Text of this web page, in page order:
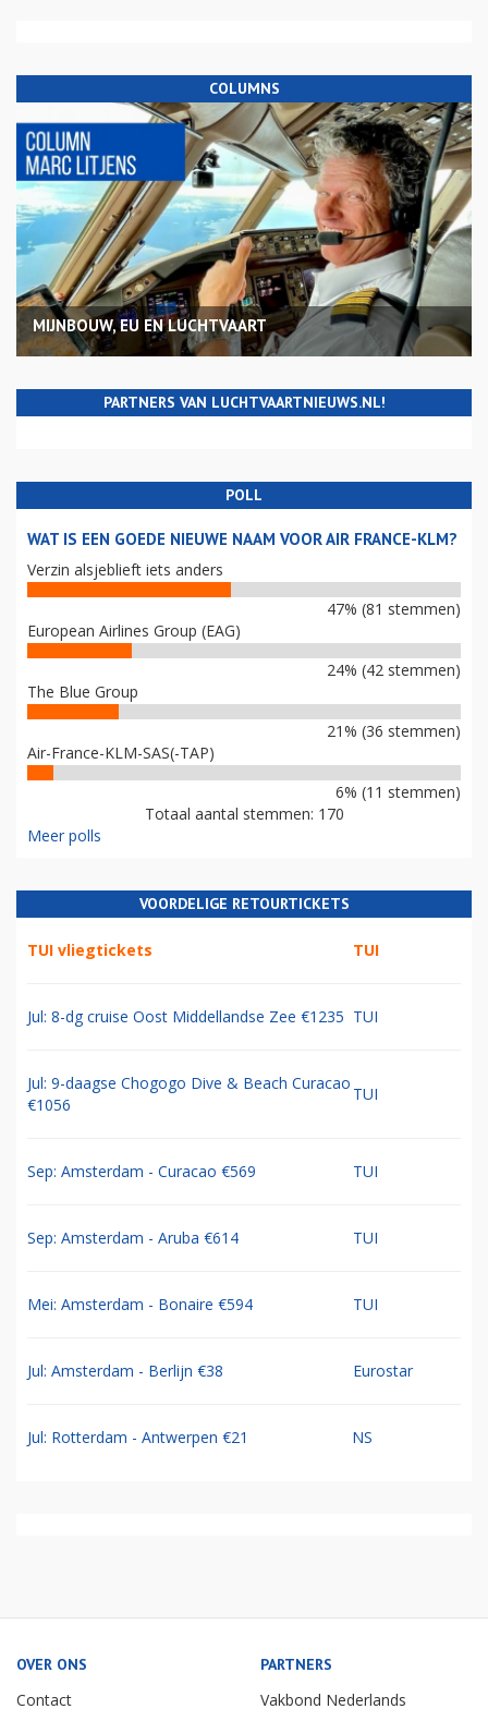
COLUMNS
MIJNBOUW, EU EN LUCHTVAART
PARTNERS VAN LUCHTVAARTNIEUWS.NL!
POLL
WAT IS EEN GOEDE NIEUWE NAAM VOOR AIR FRANCE-KLM?
Verzin alsjeblieft iets anders
47% (81 stemmen)
European Airlines Group (EAG)
24% (42 stemmen)
The Blue Group
21% (36 stemmen)
Air-France-KLM-SAS(-TAP)
6% (11 stemmen)
Totaal aantal stemmen: 170
Meer polls
VOORDELIGE RETOURTICKETS
TUI vliegtickets TUI
Jul: 8-dg cruise Oost Middellandse Zee €1235 TUI
Jul: 9-daagse Chogogo Dive & Beach Curacao
€1056
TUI
Sep: Amsterdam - Curacao €569 TUI
Sep: Amsterdam - Aruba €614 TUI
Mei: Amsterdam - Bonaire €594 TUI
Jul: Amsterdam - Berlijn €38 Eurostar
Jul: Rotterdam - Antwerpen €21 NS
OVER ONS
Contact
PARTNERS
Vakbond Nederlands